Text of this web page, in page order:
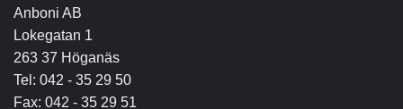
Anboni AB
Lokegatan 1
263 37 Höganäs
Tel: 042 - 35 29 50
Fax: 042 - 35 29 51